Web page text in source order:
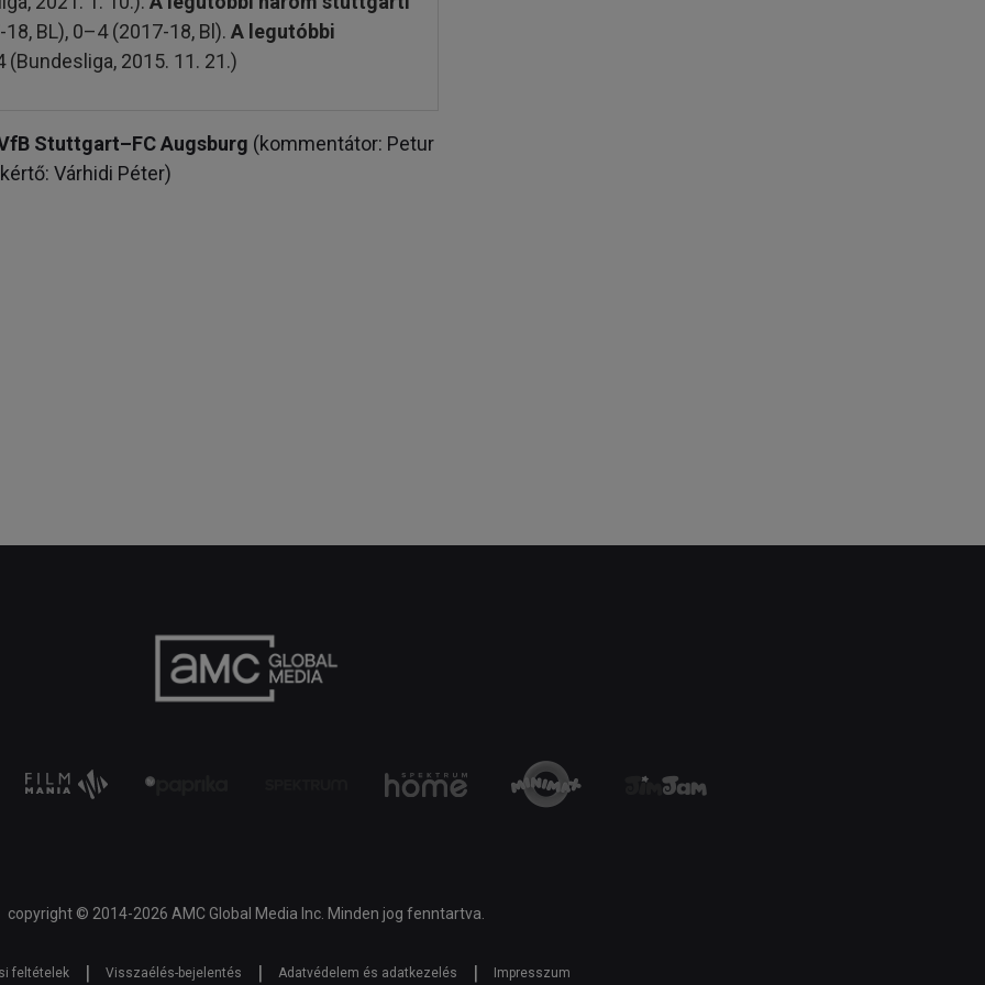
BL), 0–4 (2017-18, Bl). A legutóbbi
(Bundesliga, 2015. 11. 21.)
Stuttgart–FC Augsburg (kommentátor: Petur
Várhidi Péter)
copyright © 2014-2026 AMC Global Media Inc. Minden jog fenntartva.
feltételek | Visszaélés-bejelentés | Adatvédelem és adatkezelés | Impresszum